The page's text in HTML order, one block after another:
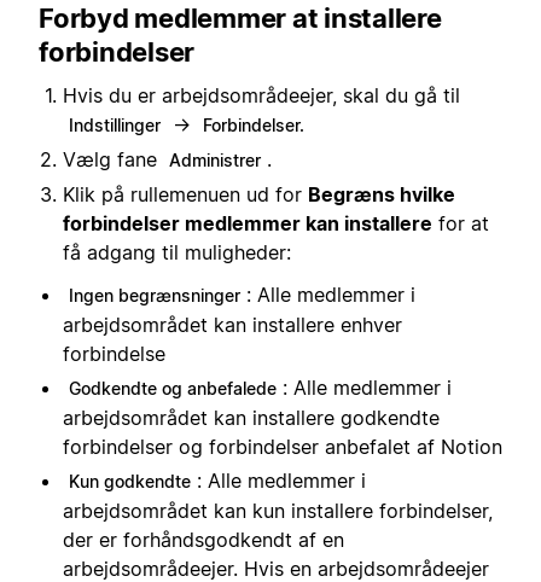
Forbyd medlemmer at installere
forbindelser
Hvis du er arbejdsområdeejer, skal du gå til
Indstillinger → Forbindelser.
Vælg fane Administrer .
Klik på rullemenuen ud for Begræns hvilke
forbindelser medlemmer kan installere for at
få adgang til muligheder:
Ingen begrænsninger : Alle medlemmer i
arbejdsområdet kan installere enhver
forbindelse
Godkendte og anbefalede : Alle medlemmer i
arbejdsområdet kan installere godkendte
forbindelser og forbindelser anbefalet af Notion
Kun godkendte : Alle medlemmer i
arbejdsområdet kan kun installere forbindelser,
der er forhåndsgodkendt af en
arbejdsområdeejer. Hvis en arbejdsområdeejer